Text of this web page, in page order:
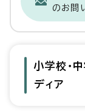
のお問
小学校・
ディア